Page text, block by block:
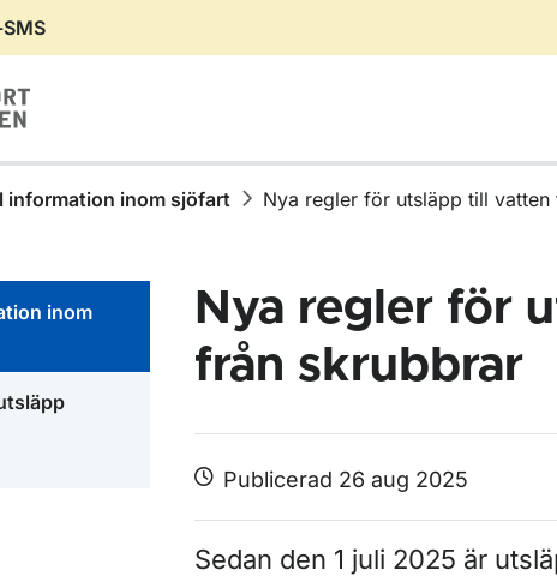
information inom sjöfart Nya regler för utsläpp till
inom
Nya regler för
från skrubbrar
Publicerad 26 aug 2025
Sedan den 1 juli 2025 är